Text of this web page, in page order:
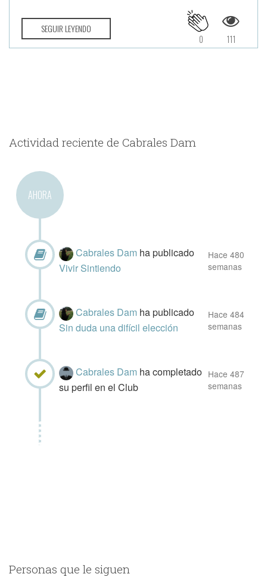
SEGUIR LEYENDO
111
0
Actividad reciente de Cabrales Dam
AHORA
Cabrales Dam ha publicado
Vivir Sintiendo
Hace 480
semanas
Cabrales Dam ha publicado
Sin duda una difícil elección
Hace 484
semanas
Cabrales Dam ha completado
su perfil en el Club
Hace 487
semanas
Personas que le siguen